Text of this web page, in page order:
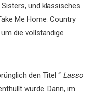
und klassisches
Me Home, Country
die vollständige
den Titel “ Lasso
wurde. Dann, im